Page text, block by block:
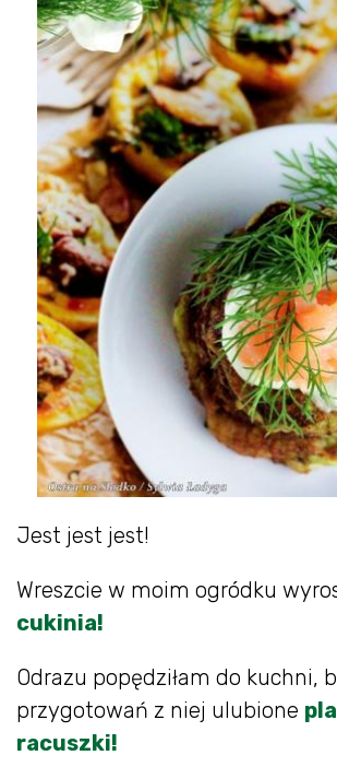
Jest jest jest!
Wreszcie w moim ogródku
cukinia!
Odrazu popędziłam do kuchni,
przygotowań z niej ulubione
racuszki!